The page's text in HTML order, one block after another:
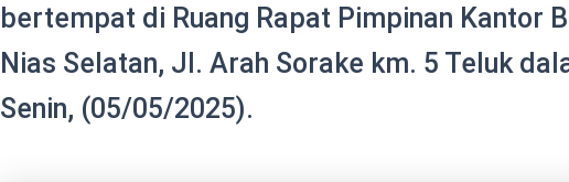
bertempat di Ruang Rapat Pimpinan Kantor
Nias Selatan, Jl. Arah Sorake km. 5 Teluk
Senin, (05/05/2025).